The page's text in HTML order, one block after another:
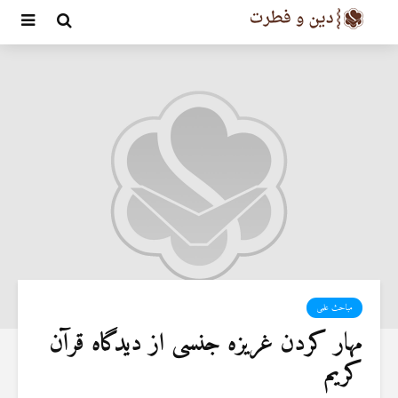
مباحث علمی
مهار کردن غریزه جنسی از دیدگاه قرآن
کریم